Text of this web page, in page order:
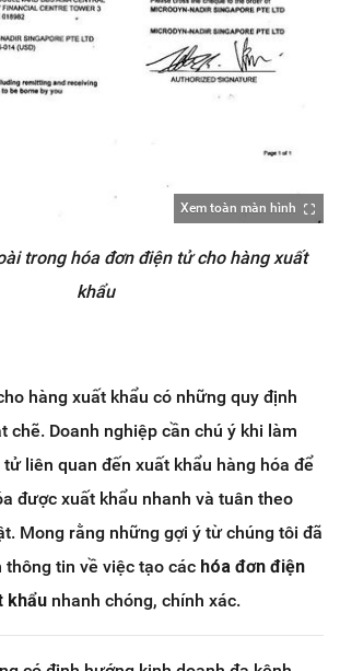
Xem toàn màn hình
trong hóa đơn điện tử cho hàng xuất
khẩu
hàng xuất khẩu có những quy định
chẽ. Doanh nghiệp cần chú ý khi làm
liên quan đến xuất khẩu hàng hóa để
được xuất khẩu nhanh và tuân theo
Mong rằng những gợi ý từ chúng tôi đã
thông tin về việc tạo các hóa đơn điện
khẩu nhanh chóng, chính xác.